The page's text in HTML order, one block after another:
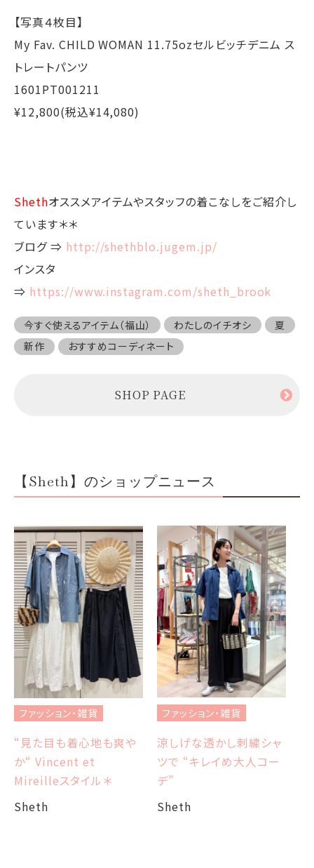
【写真４枚目】
My Fav. CHILD WOMAN 11.75ozセルビッチデニム ス
トレートパンツ
1601PT001211
¥12,800(税込¥14,080)
Shethオススメアイテムやスタッフの着こなしをご紹介し
ています＊＊
ブログ ⇒ http://shethblo.jugem.jp/
インスタ
⇒ https://www.instagram.com/sheth_brook
今すぐ使えるアイテム（福山） わたしのイチオシ
夏
新作
おすすめコーディネート
SHOP PAGE
【Sheth】のショップニュース
ファッション・雑貨
“見た目も着心地も爽や
か“ Vincent et
Mireilleスタイル＊
Sheth
ファッション・雑貨
涼しげな透かし刺繍シャ
ツで “キレイめ大人コー
デ”
Sheth